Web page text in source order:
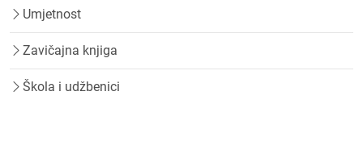
Umjetnost
Zavičajna knjiga
Škola i udžbenici